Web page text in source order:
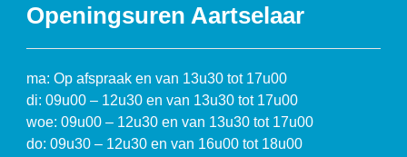
Openingsuren Aartselaar
ma: Op afspraak en van 13u30 tot 17u00
di: 09u00 – 12u30 en van 13u30 tot 17u00
woe: 09u00 – 12u30 en van 13u30 tot 17u00
do: 09u30 – 12u30 en van 16u00 tot 18u00